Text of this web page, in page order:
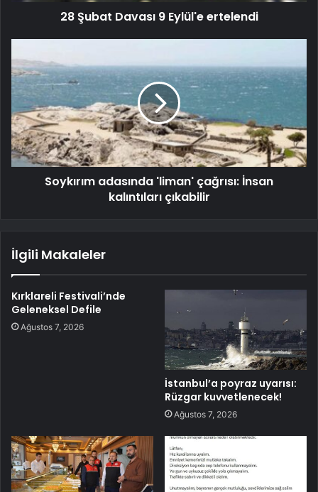
28 Şubat Davası 9 Eylül'e ertelendi
Soykırım adasında 'liman' çağrısı: İnsan
kalıntıları çıkabilir
İlgili Makaleler
Kırklareli Festivali’nde
Geleneksel Defile
Ağustos 7, 2026
İstanbul’a poyraz uyarısı:
Rüzgar kuvvetlenecek!
Ağustos 7, 2026